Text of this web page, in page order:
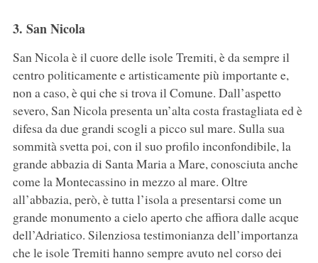
3. San Nicola
San Nicola è il cuore delle isole Tremiti, è da sempre il
centro politicamente e artisticamente più importante e,
non a caso, è qui che si trova il Comune. Dall’aspetto
severo, San Nicola presenta un’alta costa frastagliata ed è
difesa da due grandi scogli a picco sul mare. Sulla sua
sommità svetta poi, con il suo profilo inconfondibile, la
grande abbazia di Santa Maria a Mare, conosciuta anche
come la Montecassino in mezzo al mare. Oltre
all’abbazia, però, è tutta l’isola a presentarsi come un
grande monumento a cielo aperto che affiora dalle acque
dell’Adriatico. Silenziosa testimonianza dell’importanza
che le isole Tremiti hanno sempre avuto nel corso dei